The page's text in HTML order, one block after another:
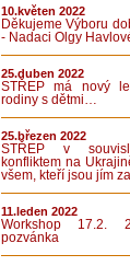
10.květen 2022
Děkujeme Výboru
- Nadaci Olgy
25.duben 2022
STŘEP má nový
rodiny s dětmi…
25.březen 2022
STŘEP v
konfliktem na
všem, kteří jsou jím
11.leden 2022
Workshop 17.2.
pozvánka